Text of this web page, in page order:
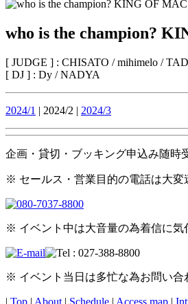
who is the champion?
[ JUDGE ] : CHISATO / mihimelo /
[ DJ ] : Dy / NADYA
2024/1 | 2024/2 | 2024/3
企画・貸切・ブッキング申込み随時
※ セールス・営業目的の電話は大変
※ イベント中は大音量の為着信に気
※ イベント当日は多忙な為お問い合
| Top | About | Schedule | Access map |